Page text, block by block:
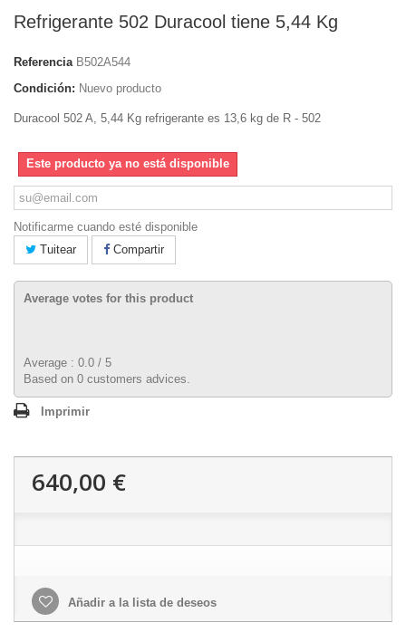
Refrigerante 502 Duracool tiene 5,44 Kg
Referencia B502A544
Condición: Nuevo producto
Duracool 502 A, 5,44 Kg refrigerante es 13,6 kg de R - 502
Este producto ya no está disponible
Notificarme cuando esté disponible
Tuitear
Compartir
Average votes for this product
Average : 0.0 / 5
Based on 0 customers advices.
Imprimir
640,00 €
Añadir a la lista de deseos